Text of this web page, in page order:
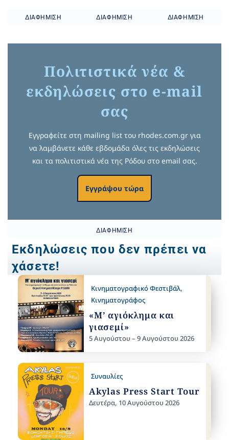
ΔΙΑΦΉΜΙΣΗ ΔΙΑΦΉΜΙΣΗ ΔΙΑΦΉΜΙΣΗ
Πολιτιστικά νέα &
εκδηλώσεις στο e-mail
σας
Εγγραφείτε στη mailing list του rhodes.com.gr για
να λαμβάνετε κάθε εβδομάδα όλες τις εκδηλώσεις
και τα πολιτιστικά νέα της Ρόδου στο email σας.
Εγγράψου τώρα
ΔΙΑΦΉΜΙΣΗ
Εκδηλώσεις που δεν πρέπει να
χάσετε!
Κινηματογραφικό Φεστιβάλ,
Κινηματογράφος
«Μ’ αγιόκλημα και
γιασεμί»
5 Αυγούστου – 9 Αυγούστου 2026
Συναυλίες
Akylas Press Start Tour
Δευτέρα, 10 Αυγούστου 2026